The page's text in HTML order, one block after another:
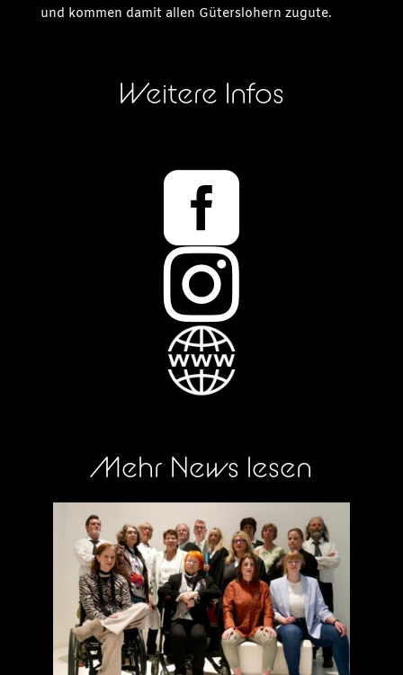
und kommen damit allen Güterslohern zugute.
Weitere Infos


Mehr News lesen